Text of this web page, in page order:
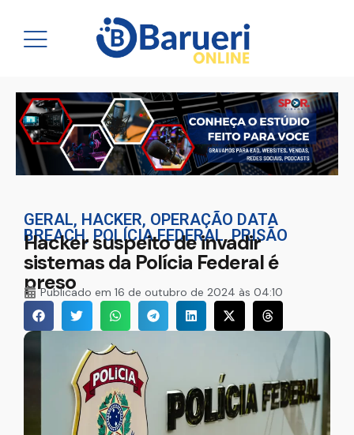
GERAL, HACKER, OPERAÇÃO DATA
BREACH, POLÍCIA FEDERAL,PRISÃO
Hacker suspeito de invadir
sistemas da Polícia Federal é
preso
Publicado em 16 de outubro de 2024 às 04:10